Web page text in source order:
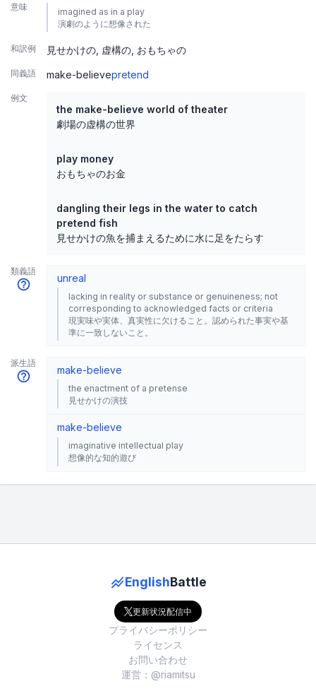
意味
imagined as in a play
演劇のように想像された
和訳例 見せかけの 虚構の おもちゃの
同義語 make-believepretend
例文
the make-believe world of theater
劇場の虚構の世界
play money
おもちゃのお金
dangling their legs in the water to catch
pretend fish
見せかけの魚を捕まえるために水に足をたらす
類義語
unreal
lacking in reality or substance or genuineness; not
corresponding to acknowledged facts or criteria
現実味や実体、真実性に欠けること。認められた事実や基
準に一致しないこと。
派生語
make-believe
the enactment of a pretense
見せかけの演技
make-believe
imaginative intellectual play
想像的な知的遊び
EnglishBattle
更新状況配信中
プライバシーポリシー
ライセンス
お問い合わせ
運営：@riamitsu